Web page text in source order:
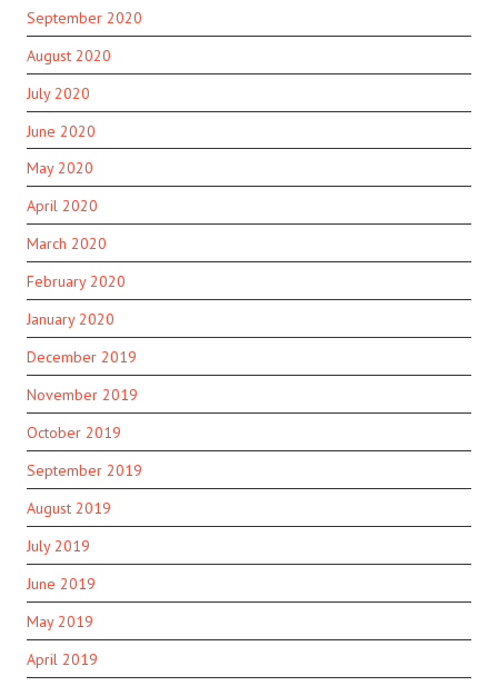
September 2020
August 2020
July 2020
June 2020
May 2020
April 2020
March 2020
February 2020
January 2020
December 2019
November 2019
October 2019
September 2019
August 2019
July 2019
June 2019
May 2019
April 2019